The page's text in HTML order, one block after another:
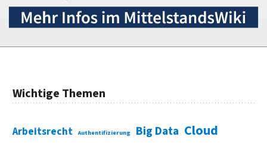
Wichtige Themen
Arbeitsrecht Authentifizierung Big Data Cloud